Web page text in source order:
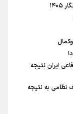
ایران نتیجه
نظامی به نتیجه